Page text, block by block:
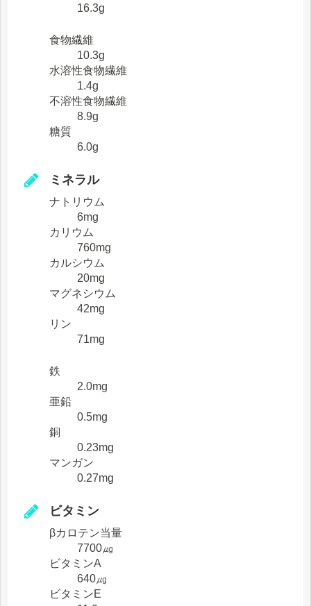
16.3g
食物繊維
10.3g
水溶性食物繊維
1.4g
不溶性食物繊維
8.9g
糖質
6.0g
ミネラル
ナトリウム
6mg
カリウム
760mg
カルシウム
20mg
マグネシウム
42mg
リン
71mg
鉄
2.0mg
亜鉛
0.5mg
銅
0.23mg
マンガン
0.27mg
ビタミン
βカロテン当量
7700㎍
ビタミンA
640㎍
ビタミンE